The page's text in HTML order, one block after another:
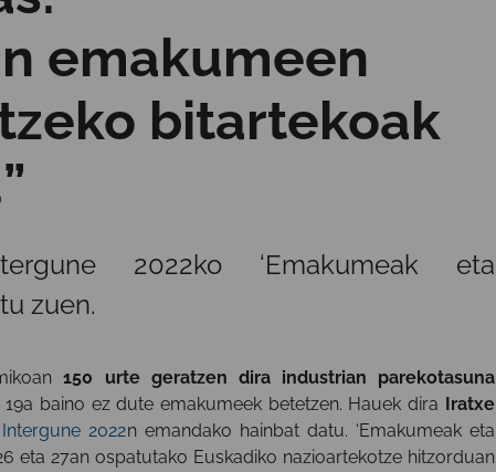
emakumeen
bitartekoak
2022ko ‘Emakumeak eta
zuen.
150 urte geratzen dira industrian parekotasuna
baino ez dute emakumeek betetzen. Hauek dira
Iratxe
Intergune 2022n emandako hainbat datu. ‘Emakumeak eta
eta 27an ospatutako Euskadiko nazioartekotze hitzorduan